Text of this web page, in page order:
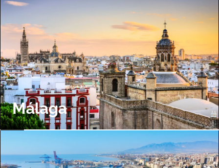
Málaga